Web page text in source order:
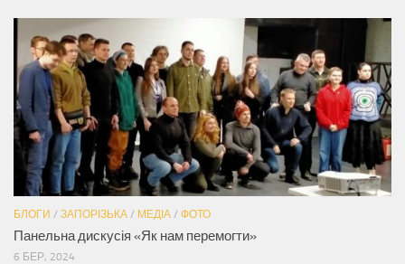
БЛОГИ / ЗАПОРІЗЬКА / МЕДІА / ФОТО
Панельна дискусія «Як нам перемогти»
6 БЕР, 2024